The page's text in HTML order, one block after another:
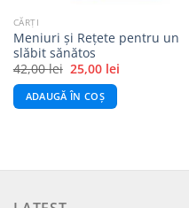
CĂRȚI
Meniuri și Rețete pentru un
slăbit sănătos
42,00lei Prețul
inițial
a
fost:
42,00 lei.
25,00 leiPrețul
curent
ADAUGĂ ÎN COȘ